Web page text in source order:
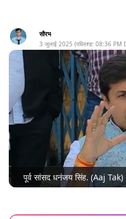
सौरभ
3 जुलाई 2025 (पब्लिश्ड: 08:36 PM
पूर्व सांसद धनंजय सिंह. (Aaj Tak)